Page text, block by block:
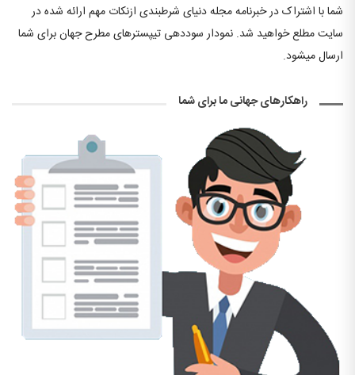
شما با اشتراک در خبرنامه مجله دنیای شرطبندی ازنکات مهم ارائه شده در
سایت مطلع خواهید شد. نمودار سوددهی تیپسترهای مطرح جهان برای شما
ارسال میشود.
راهکارهای جهانی ما برای شما